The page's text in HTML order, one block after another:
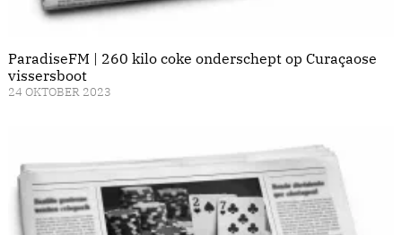
ParadiseFM | 260 kilo coke onderschept op Curaçaose
vissersboot
24 OKTOBER 2023